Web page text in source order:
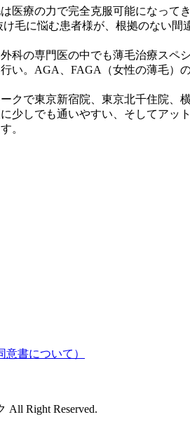
医療の力で完全克服可能になってき
毛に悩む患者様が、根拠のない
科の専門医の中でも薄毛治療ス
い。AGA、FAGA（女性の薄毛
クで東京新宿院、東京北千住院
少しでも通いやすい、そしてアッ
。
書について）
All Right Reserved.